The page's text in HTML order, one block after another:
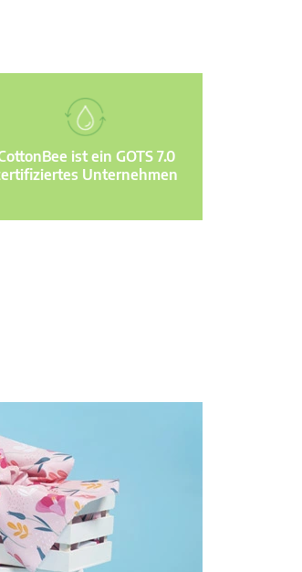
ist ein GOTS 7.0
Unternehmen